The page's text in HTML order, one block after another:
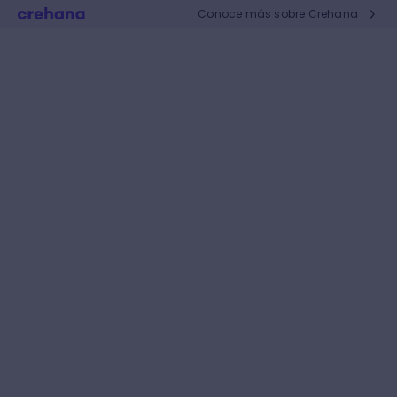
Conoce más sobre Crehana